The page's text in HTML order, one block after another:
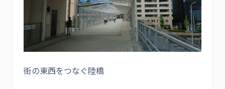
街の東西をつなぐ陸橋